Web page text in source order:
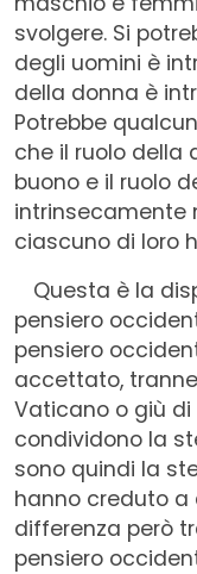
svolgere. Si
degli uomini è
della donna è
Potrebbe
che il ruolo della
buono e il ruolo
intrinsecamente
ciascuno di loro
Questa è la
pensiero
pensiero
accettato,
Vaticano o giù
condividono la
sono quindi la
hanno creduto a
differenza però
pensiero